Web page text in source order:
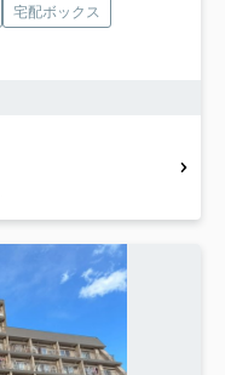
宅配ボックス